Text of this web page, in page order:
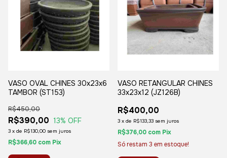
VASO OVAL CHINES 30x23x6
TAMBOR (ST153)
R$390,00
R$450,00
13% OFF
3 x de R$130,00 sem juros
R$366,60 com Pix
VASO RETANGULAR CHINES
33x23x12 (JZ126B)
R$400,00
3 x de R$133,33 sem juros
R$376,00 com Pix
Só restam 3 em estoque!